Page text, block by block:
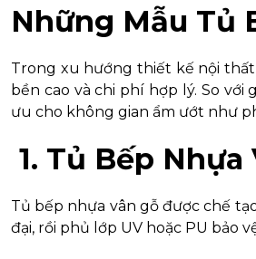
Những Mẫu Tủ
Trong xu hướng thiết kế nội
bền cao và chi phí hợp lý. So
ưu cho không gian ẩm ướt như
1. Tủ Bếp Nhựa
Tủ bếp nhựa vân gỗ được chế
đại, rồi phủ lớp UV hoặc PU bảo